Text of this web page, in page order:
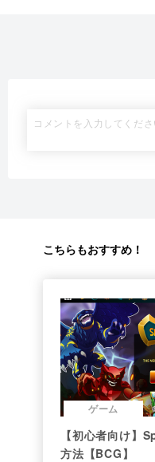
こちらもおすすめ！
ゲーム
【初心者向け
方法【BCG】